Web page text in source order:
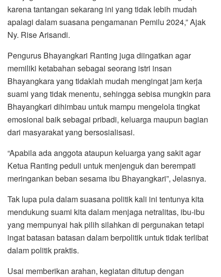
karena tantangan sekarang ini yang tidak lebih mudah
apalagi dalam suasana pengamanan Pemilu 2024,” Ajak
Ny. Rise Arisandi.
Pengurus Bhayangkari Ranting juga diingatkan agar
memiliki ketabahan sebagai seorang istri insan
Bhayangkara yang tidaklah mudah mengingat jam kerja
suami yang tidak menentu, sehingga sebisa mungkin para
Bhayangkari dihimbau untuk mampu mengelola tingkat
emosional baik sebagai pribadi, keluarga maupun bagian
dari masyarakat yang bersosialisasi.
“Apabila ada anggota ataupun keluarga yang sakit agar
Ketua Ranting peduli untuk menjenguk dan berempati
meringankan beban sesama ibu Bhayangkari”, Jelasnya.
Tak lupa pula dalam suasana politik kali ini tentunya kita
mendukung suami kita dalam menjaga netralitas, ibu-ibu
yang mempunyai hak pilih silahkan di pergunakan tetapi
ingat batasan batasan dalam berpolitik untuk tidak terlibat
dalam politik praktis.
Usai memberikan arahan, kegiatan ditutup dengan